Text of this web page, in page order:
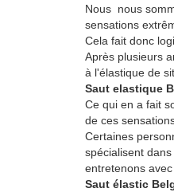
Nous nous
sensations
Cela fait donc
Après plusieurs
à l'élastique de
Saut elastique
Ce qui en a fait
de ces
Certaines
spécialisent
entretenons
Saut élastic